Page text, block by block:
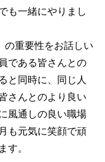
も一緒にやりまし
の重要性をお話しい
である皆さんとの
と同時に、同じ人
さんとのより良い
風通しの良い職場
も元気に笑顔で頑
す。